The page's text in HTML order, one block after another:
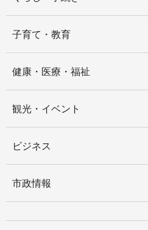
子育て・教育
健康・医療・福祉
観光・イベント
ビジネス
市政情報